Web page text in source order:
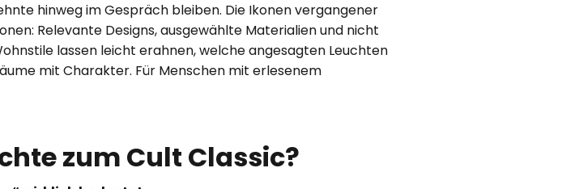
hinweg im Gespräch bleiben. Die Ikonen vergangener
Relevante Designs, ausgewählte Materialien und nicht
lassen leicht erahnen, welche angesagten Leuchten
mit Charakter. Für Menschen mit erlesenem
zum Cult Classic?